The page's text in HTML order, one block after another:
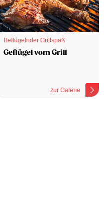
Beflügelnder Grillspaß
Geflügel vom Grill
zur Galerie